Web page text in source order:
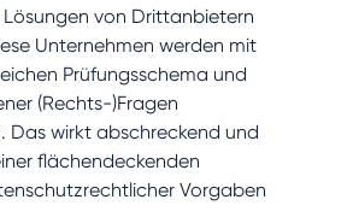
von Drittanbietern
Unternehmen werden mit
Prüfungsschema und
(Rechts-)Fragen
Das wirkt abschreckend und
flächendeckenden
Vorgaben